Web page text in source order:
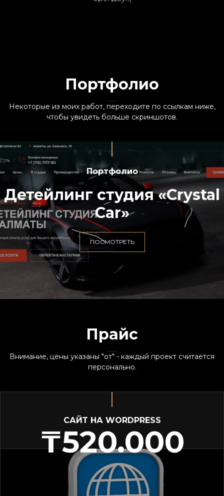
Портфолио
Некоторые из моих работ, переходите по ссылкам ниже,
чтобы увидеть больше скриншотов.
Портфолио
Детейлинг студия «Crystal
Car»
ПОСМОТРЕТЬ
Прайс
Внимание, цены указаны "от" - каждый проект считается
персонально.
САЙТ НА WORDPRESS
₸520.000